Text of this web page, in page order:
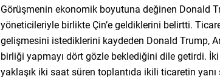
Görüşmenin ekonomik boyutuna değinen Donald
yöneticileriyle birlikte Çin’e geldiklerini belirtti.
gelişmesini istediklerini kaydeden Donald Trump,
birliği yapmayı dört gözle beklediğini dile getirdi.
yaklaşık iki saat süren toplantıda ikili ticaretin